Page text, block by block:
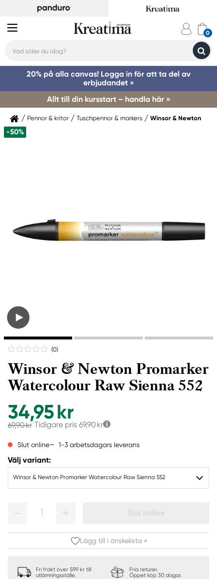
20% på alla canvas! Logga in för att ta del av
erbjudandet »
Allt till din kursstart – handla här »
Pennor & kritor Tuschpennor & markers Winsor & Newton
-50%
(0)
Winsor & Newton Promarker
Watercolour Raw Sienna 552
34,95 kr
69,90 kr Tidigare pris 69,90 kr
Slut online 1-3 arbetsdagars leverans
Välj variant:
Winsor & Newton Promarker Watercolour Raw Sienna 552
1 Slut online
Lägg till i önskelista »
Fri frakt över 599 kr till
utlämningsställe.
Fria returer.
Öppet köp 30 dagar.